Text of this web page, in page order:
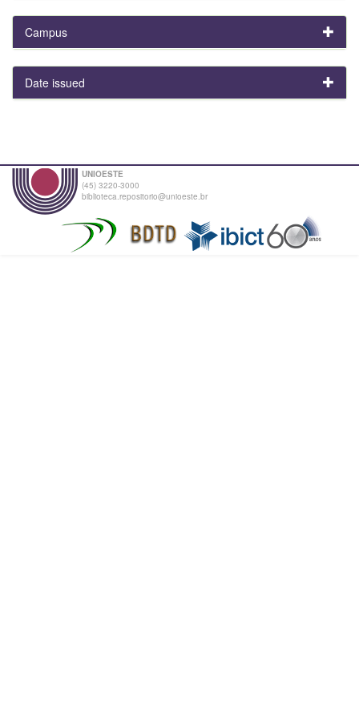
Campus
Date issued
UNIOESTE
(45) 3220-3000
biblioteca.repositorio@unioeste.br